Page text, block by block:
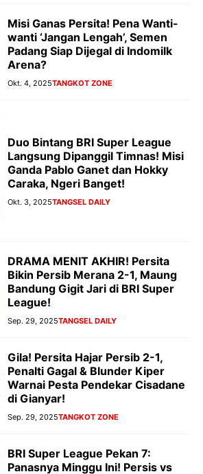
Misi Ganas Persita! Pena Wanti-
wanti ‘Jangan Lengah’, Semen
Padang Siap Dijegal di Indomilk
Arena?
Okt. 4, 2025TANGKOT ZONE
Duo Bintang BRI Super League
Langsung Dipanggil Timnas! Misi
Ganda Pablo Ganet dan Hokky
Caraka, Ngeri Banget!
Okt. 3, 2025TANGSEL DAILY
DRAMA MENIT AKHIR! Persita
Bikin Persib Merana 2-1, Maung
Bandung Gigit Jari di BRI Super
League!
Sep. 29, 2025TANGSEL DAILY
Gila! Persita Hajar Persib 2-1,
Penalti Gagal & Blunder Kiper
Warnai Pesta Pendekar Cisadane
di Gianyar!
Sep. 29, 2025TANGKOT ZONE
BRI Super League Pekan 7:
Panasnya Minggu Ini! Persis vs